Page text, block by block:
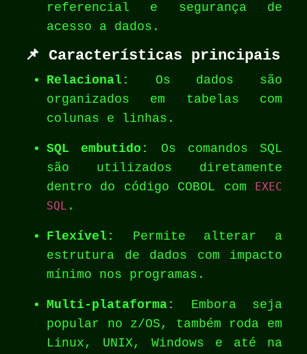
referencial e segurança de
acesso a dados.
📌 Características principais
Relacional:
Os dados são
organizados em tabelas com
colunas e linhas.
SQL embutido:
Os comandos SQL
são utilizados diretamente
dentro do código COBOL com
EXEC
SQL .
Flexível:
Permite alterar a
estrutura de dados com impacto
mínimo nos programas.
Multi-plataforma:
Embora seja
popular no z/OS, também roda em
Linux, UNIX, Windows e até na